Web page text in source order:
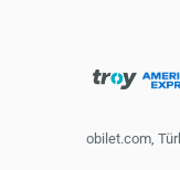
obilet.com,